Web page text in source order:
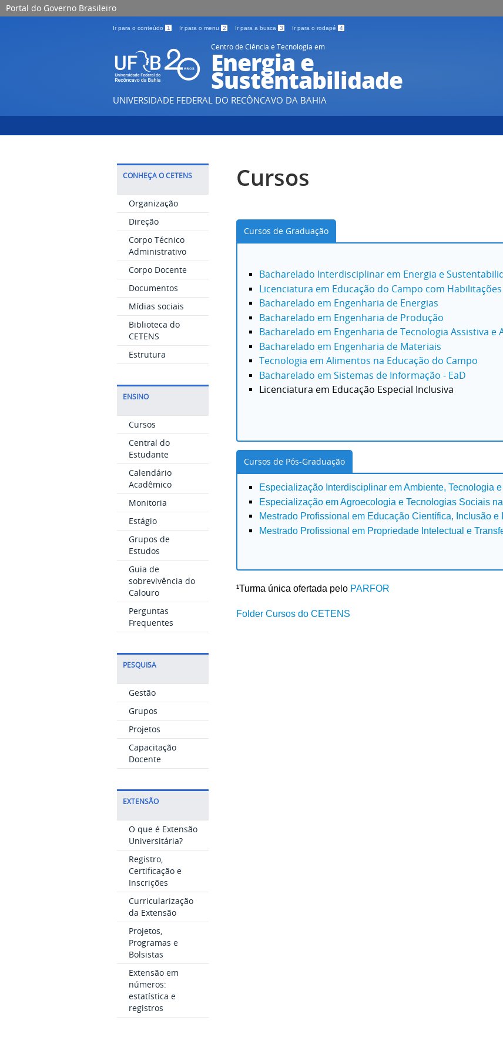
Portal do Governo Brasileiro
Ir para o conteúdo 1 Ir para o menu 2 Ir para a busca 3 Ir para o rodapé 4
Centro de Ciência e Tecnologia em
Energia e
Sustentabilidade
UNIVERSIDADE FEDERAL DO RECÔNCAVO DA BAHIA
CONHEÇA O CETENS
Organização
Direção
Corpo Técnico
Administrativo
Corpo Docente
Documentos
Mídias sociais
Biblioteca do
CETENS
Estrutura
ENSINO
Cursos
Central do
Estudante
Calendário
Acadêmico
Monitoria
Estágio
Grupos de
Estudos
Guia de
sobrevivência do
Calouro
Perguntas
Frequentes
PESQUISA
Gestão
Grupos
Projetos
Capacitação
Docente
EXTENSÃO
O que é Extensão
Universitária?
Registro,
Certificação e
Inscrições
Curricularização
da Extensão
Projetos,
Programas e
Bolsistas
Extensão em
números:
estatística e
registros
Cursos
Cursos de Graduação
Bacharelado Interdisciplinar em Energia e
Licenciatura em Educação do Campo com
Bacharelado em Engenharia de Energias
Bacharelado em Engenharia de Produção
Bacharelado em Engenharia de Tecnologia Assistiva e
Bacharelado em Engenharia de Materiais
Tecnologia em Alimentos na Educação do Campo
Bacharelado em Sistemas de Informação - EaD
Licenciatura em Educação Especial Inclusiva
Cursos de Pós-Graduação
Especialização Interdisciplinar em Ambiente, Tecnologia
Especialização em Agroecologia e Tecnologias Sociais
Mestrado Profissional em Educação Científica, Inclusão e
Mestrado Profissional em Propriedade Intelectual e
¹Turma única ofertada pelo PARFOR
Folder Cursos do CETENS